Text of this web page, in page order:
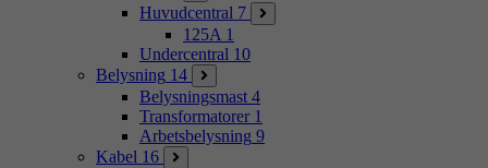
Huvudcentral 7
125A 1
Undercentral 10
Belysning 14
Belysningsmast 4
Transformatorer 1
Arbetsbelysning 9
Kabel 16